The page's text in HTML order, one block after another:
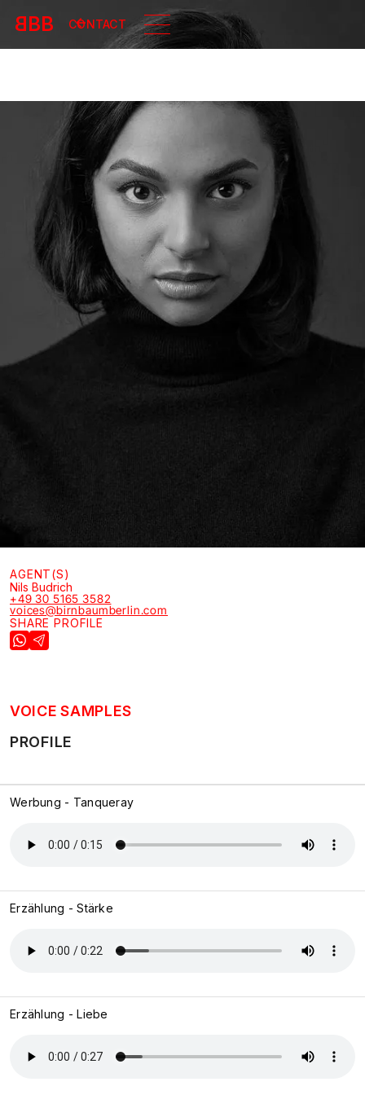
BBB CONTACT
AGENT(S)
Nils Budrich
+49 30 5165 3582
voices@birnbaumberlin.com
SHARE PROFILE
VOICE SAMPLES
PROFILE
Werbung - Tanqueray
Erzählung - Stärke
Erzählung - Liebe